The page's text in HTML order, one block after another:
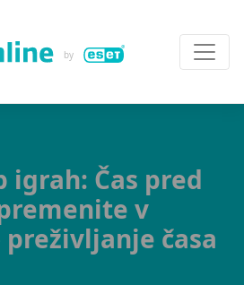
igrah: Čas pred
v
časa